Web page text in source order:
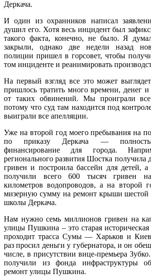
Деркача.
И один из охранников написал
душил его. Хотя весь инцидент был
такого факта, конечно, не было. Я
закрыли, однако две недели назад
полиции пришел в горсовет, чтобы
том инциденте и реанимировать
На первый взгляд все это может
пришлось тратить много времени, денег
от таких обвинений. Мы проиграли
потому что суд там находится под
выиграли все апелляции.
Уже на второй год моего пребывания на
по приказу Деркача —
финансирование для города.
регионального развития Шостка получила
гривен и построила бассейн для детей,
получили всего 600 тысяч гривен
километров водопроводов, а на второй
мизерную сумму на ремонт крыши
школы Деркача.
Нам нужно семь миллионов гривен на
улицы Пушкина – это старая
проходит трасса Сумы — Харьков и
раз просил деньги у губернатора, и он
числе, в присутствии вице-премьера
получили из фонда инфраструктуры
ремонт улицы Пушкина.